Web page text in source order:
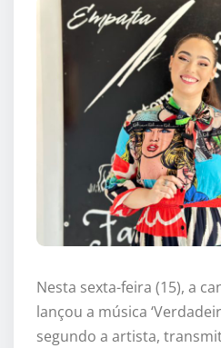
Nesta sexta-feira (15), a
lançou a música
segundo a artista,